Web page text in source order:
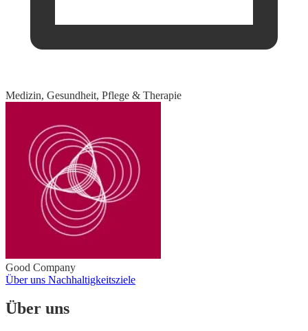
Medizin, Gesundheit, Pflege & Therapie
Good Company
Über uns Nachhaltigkeitsziele
Über uns